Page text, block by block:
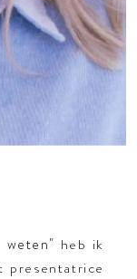
heb ik
presentatrice